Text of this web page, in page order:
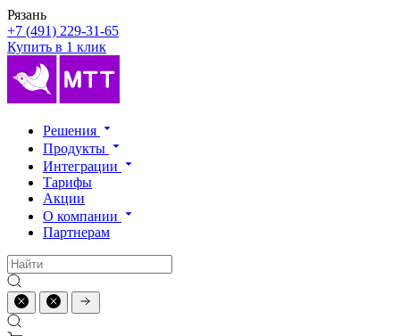
Рязань
+7 (491) 229-31-65
Купить в 1 клик
Решения
Продукты
Интеграции
Тарифы
Акции
О компании
Партнерам